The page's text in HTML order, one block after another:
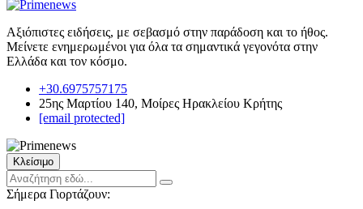
Αξιόπιστες ειδήσεις, με σεβασμό στην παράδοση και το ήθος.
Μείνετε ενημερωμένοι για όλα τα σημαντικά γεγονότα στην
Ελλάδα και τον κόσμο.
+30.6975757175
25ης Μαρτίου 140, Μοίρες Ηρακλείου Κρήτης
[email protected]
Κλείσιμο
Σήμερα Γιορτάζουν: